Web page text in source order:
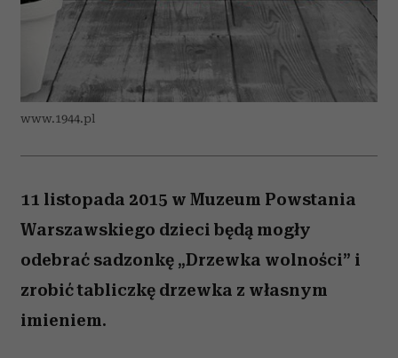
www.1944.pl
11 listopada 2015 w Muzeum Powstania
Warszawskiego dzieci będą mogły
odebrać sadzonkę „Drzewka wolności” i
zrobić tabliczkę drzewka z własnym
imieniem.